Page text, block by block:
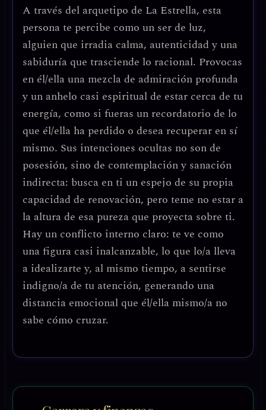
A través del arquetipo de La Estrella, esta
persona te percibe como un ser de luz,
alguien que irradia calma, autenticidad y una
sabiduría que trasciende lo racional. Provocas
en él/ella una mezcla de admiración profunda
y un anhelo casi espiritual de estar cerca de tu
energía, como si fueras un recordatorio de lo
que él/ella ha perdido o desea recuperar en sí
mismo. Sus intenciones ocultas no son de
posesión, sino de contemplación y sanación
indirecta: busca en ti un espejo de su propia
capacidad de renovación, pero teme no estar a
la altura de esa pureza que proyecta sobre ti.
Hay un conflicto interno claro: te ve como
una figura casi inalcanzable, lo que lo/a lleva
a idealizarte y, al mismo tiempo, a sentirse
indigno/a de tu atención, generando una
distancia emocional que él/ella mismo/a no
sabe cómo cruzar.